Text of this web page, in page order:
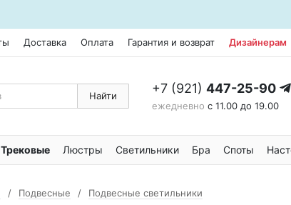
Доставка Оплата Гарантия и возврат Дизайнерам
Найти +7 (921) 447-25-90
ежедневно с 11.00 до 19.00
Трековые Люстры Светильники Бра Споты
Подвесные Подвесные светильники